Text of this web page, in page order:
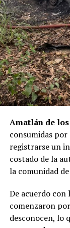
Amatlán de los
consumidas
registrarse un
costado de la
la comunidad
De acuerdo
comenzaron
desconocen, lo